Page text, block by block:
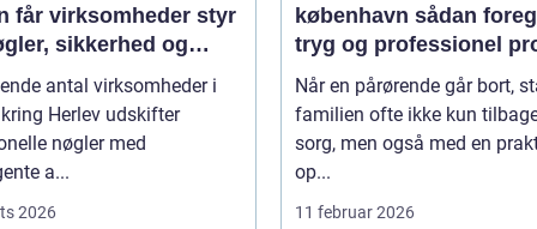
får virksomheder styr
sikkerhed og
antal virksomheder i
Herlev udskifter
nøgler med
a...
2026
københavn sådan foregår en
tryg og professionel
Når en pårørende går bort,
familien ofte ikke kun
sorg, men også med en
op...
11 februar 2026